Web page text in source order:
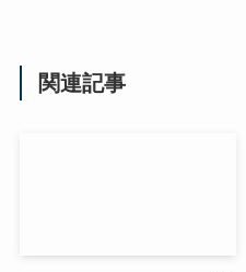
関連記事